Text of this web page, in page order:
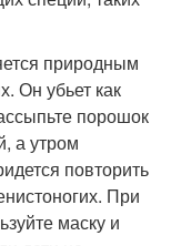
природным
Он убьет как
порошок
а утром
повторить
При
маску и